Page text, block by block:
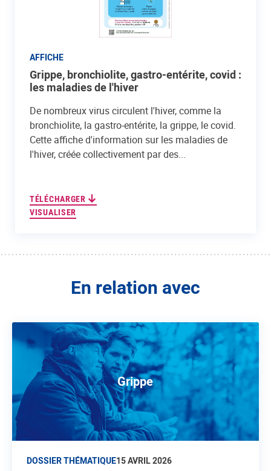
AFFICHE
Grippe, bronchiolite, gastro-entérite, covid :
les maladies de l'hiver
De nombreux virus circulent l'hiver, comme la
bronchiolite, la gastro-entérite, la grippe, le covid.
Cette affiche d'information sur les maladies de
l'hiver, créée collectivement par des...
TÉLÉCHARGER
VISUALISER
En relation avec
Grippe
DOSSIER THÉMATIQUE15 AVRIL 2026